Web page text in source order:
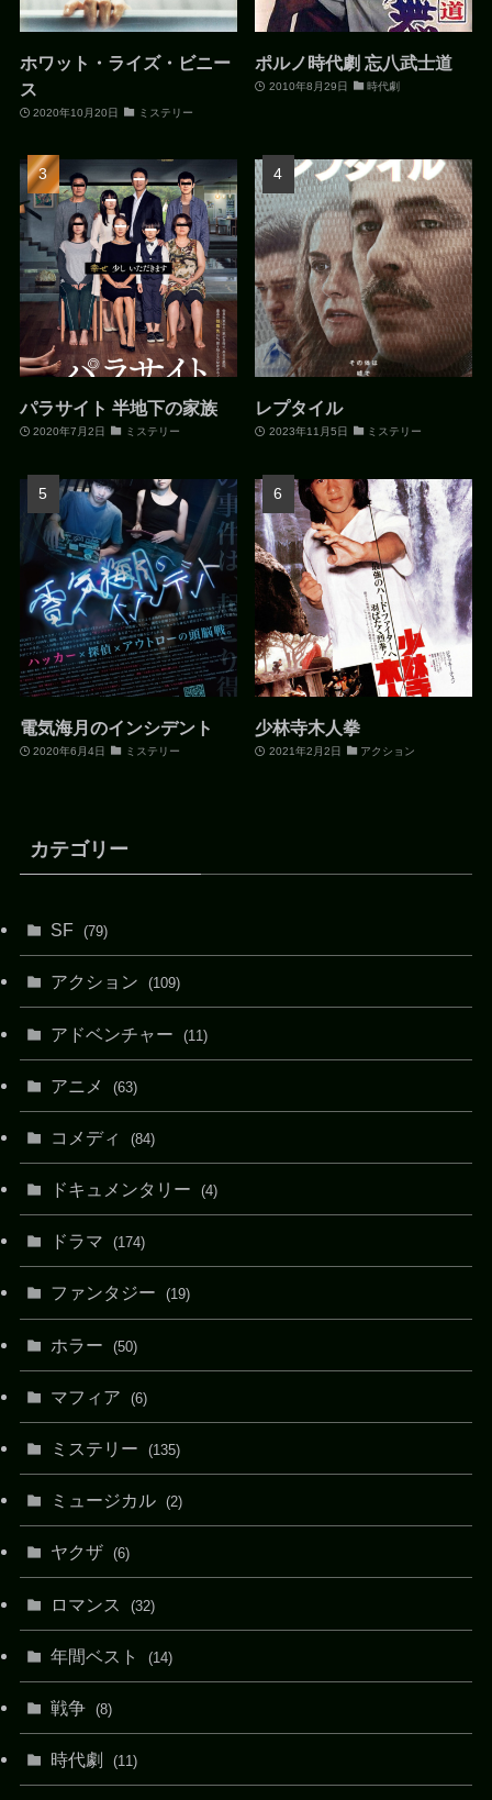
ホワット・ライズ・ビニー
ス
2020年10月20日 ミステリー
ポルノ時代劇 忘八武士道
2010年8月29日 時代劇
パラサイト 半地下の家族
2020年7月2日 ミステリー
レプタイル
2023年11月5日 ミステリー
電気海月のインシデント
2020年6月4日 ミステリー
少林寺木人拳
2021年2月2日 アクション
カテゴリー
SF (79)
アクション (109)
アドベンチャー (11)
アニメ (63)
コメディ (84)
ドキュメンタリー (4)
ドラマ (174)
ファンタジー (19)
ホラー (50)
マフィア (6)
ミステリー (135)
ミュージカル (2)
ヤクザ (6)
ロマンス (32)
年間ベスト (14)
戦争 (8)
時代劇 (11)